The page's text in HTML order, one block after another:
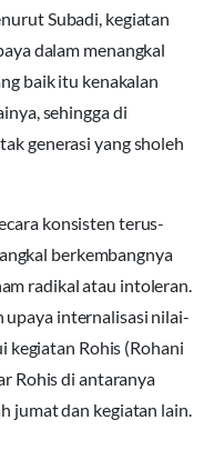
Subadi, kegiatan
dalam menangkal
baik itu kenakalan
sehingga di
generasi yang sholeh
konsisten terus-
berkembangnya
radikal atau intoleran.
upaya internalisasi nilai-
kegiatan Rohis (Rohani
Rohis di antaranya
jumat dan kegiatan lain.